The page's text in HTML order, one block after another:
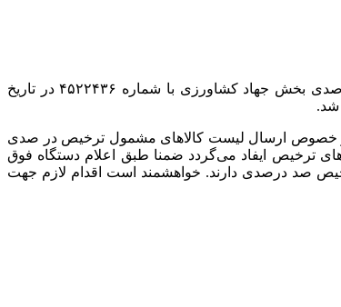
طی نامه‌نگاری‌هایی، بخشنامه سازمان توسعه تجارت ایران موضوع لیست نهایی کد تعرفه کالاهای مشمول ترخیص درصدی و صد درصدی بخش جهاد کشاورزی با شماره ۴۵۲۲۴۳۶ در تاریخ
بازرگانی وزارت جهاد کشاورزی در خصوص ارسال لیست کالاهای مشمول ترخیص در صدی
مربوط به مجوزهای ترخیص ایفاد می‌گردد ضمنا طبق اعلام دستگاه فوق
نیاز به ترخیص صد درصدی دارند. خواهشمند است اقدام لازم جهت